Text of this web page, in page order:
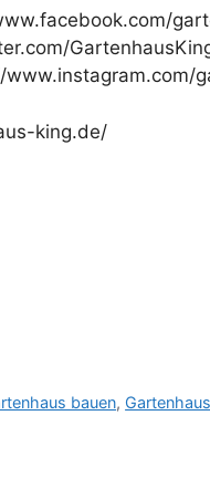
king.de/
bauen,